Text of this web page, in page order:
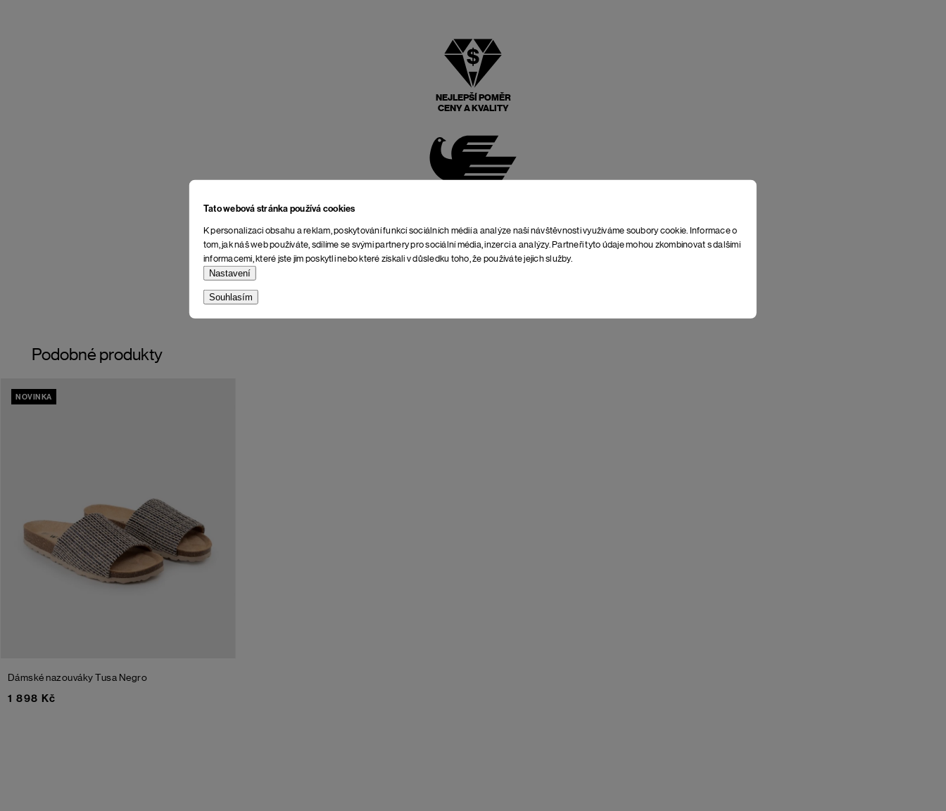
Tato webová stránka používá cookies
K personalizaci obsahu a reklam, poskytování funkcí sociálních médií a analýze naší návštěvnosti využíváme soubory cookie. Informace o
tom, jak náš web používáte, sdílíme se svými partnery pro sociální média, inzerci a analýzy. Partneři tyto údaje mohou zkombinovat s dalšími
informacemi, které jste jim poskytli nebo které získali v důsledku toho, že používáte jejich služby.
Nastavení
Souhlasím
NEJLEPŠÍ POMĚR
CENY A KVALITY
Podobné produkty
NOVINKA
Dámské nazouváky Tusa Negro
1 898 Kč